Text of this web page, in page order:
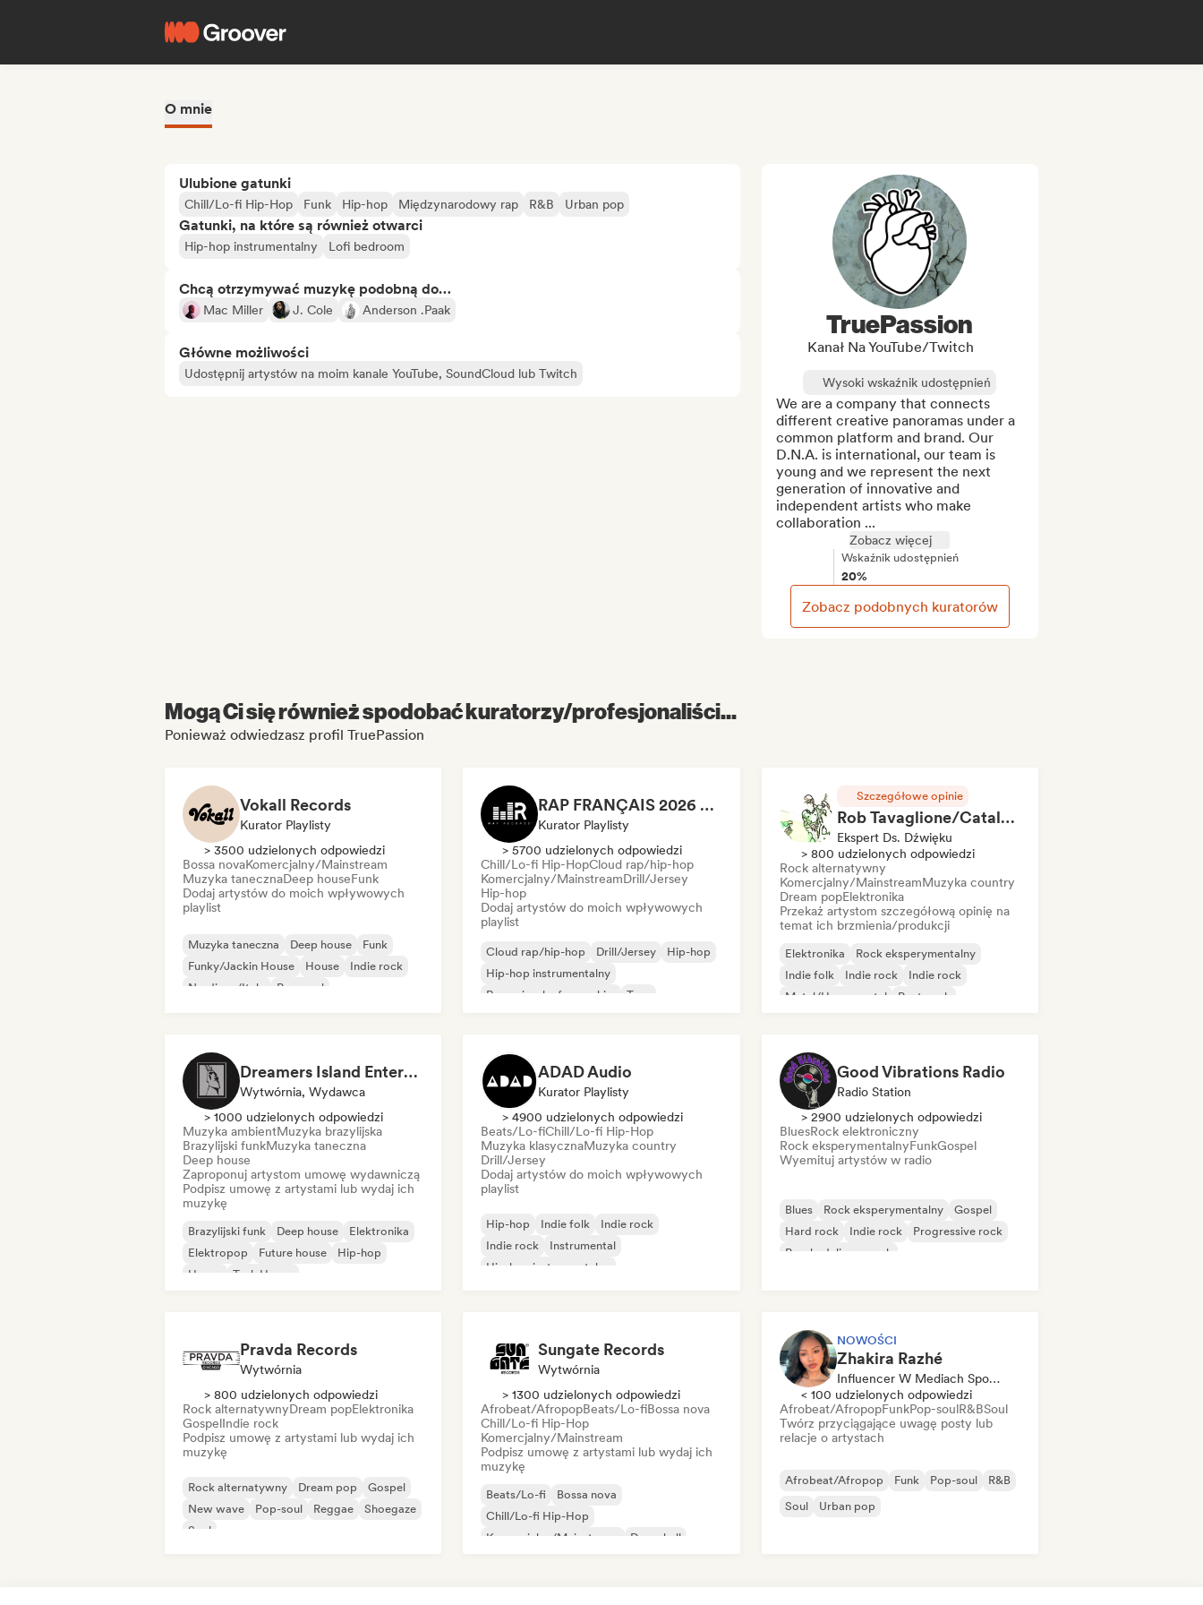
O mnie
Ulubione gatunki
Chill/Lo-fi Hip-Hop Funk Hip-hop Międzynarodowy rap R&B Urban pop
Gatunki, na które są również otwarci
Hip-hop instrumentalny Lofi bedroom
Chcą otrzymywać muzykę podobną do…
Mac Miller J. Cole Anderson .Paak
Główne możliwości
Udostępnij artystów na moim kanale YouTube, SoundCloud lub Twitch
TruePassion
Kanał Na YouTube/Twitch
Wysoki wskaźnik udostępnień
We are a company that connects
different creative panoramas under a
common platform and brand. Our
D.N.A. is international, our team is
young and we represent the next
generation of innovative and
independent artists who make
collaboration ...
Zobacz więcej
Wskaźnik udostępnień
20%
Zobacz podobnych kuratorów
Mogą Ci się również spodobać kuratorzy/profesjonaliści...
Ponieważ odwiedzasz profil TruePassion
Vokall Records
Kurator Playlisty
> 3500 udzielonych odpowiedzi
Bossa novaKomercjalny/Mainstream
Muzyka tanecznaDeep houseFunk
Dodaj artystów do moich wpływowych
playlist
Muzyka taneczna Deep house
Funk
Funky/Jackin House
House
Indie rock
Nu-disco/Italo
Pop-soul
RAP FRANÇAIS 2026 🔥🇫🇷 (Way Records)
Kurator Playlisty
> 5700 udzielonych odpowiedzi
Chill/Lo-fi Hip-HopCloud rap/hip-hop
Komercjalny/MainstreamDrill/Jersey
Hip-hop
Dodaj artystów do moich wpływowych
playlist
Cloud rap/hip-hop Drill/Jersey
Hip-hop
Hip-hop instrumentalny
Rap w języku francuskim
Trap
Szczegółowe opinie
Rob Tavaglione/Catalyst Recording
Ekspert Ds. Dźwięku
> 800 udzielonych odpowiedzi
Rock alternatywny
Komercjalny/MainstreamMuzyka country
Dream popElektronika
Przekaż artystom szczegółową opinię na
temat ich brzmienia/produkcji
Elektronika
Rock eksperymentalny
Indie folk
Indie rock
Indie rock
Metal/Heavy metal
Post-rock
Dreamers Island Entertainment
Wytwórnia, Wydawca
> 1000 udzielonych odpowiedzi
Muzyka ambientMuzyka brazylijska
Brazylijski funkMuzyka taneczna
Deep house
Zaproponuj artystom umowę wydawniczą
Podpisz umowę z artystami lub wydaj ich
muzykę
Brazylijski funk Deep house
Elektronika
Elektropop
Future house
Hip-hop
House
Tech House
ADAD Audio
Kurator Playlisty
> 4900 udzielonych odpowiedzi
Beats/Lo-fiChill/Lo-fi Hip-Hop
Muzyka klasycznaMuzyka country
Drill/Jersey
Dodaj artystów do moich wpływowych
playlist
Hip-hop Indie folk
Indie rock
Indie rock
Instrumental
Hip-hop instrumentalny
Good Vibrations Radio
Radio Station
> 2900 udzielonych odpowiedzi
BluesRock elektroniczny
Rock eksperymentalnyFunkGospel
Wyemituj artystów w radio
Blues Rock eksperymentalny
Gospel
Hard rock
Indie rock
Progressive rock
Psychedeliczny rock
Pravda Records
Wytwórnia
> 800 udzielonych odpowiedzi
Rock alternatywnyDream popElektronika
GospelIndie rock
Podpisz umowę z artystami lub wydaj ich
muzykę
Rock alternatywny Dream pop
Gospel
New wave
Pop-soul Reggae
Shoegaze
Soul
Sungate Records
Wytwórnia
> 1300 udzielonych odpowiedzi
Afrobeat/AfropopBeats/Lo-fiBossa nova
Chill/Lo-fi Hip-Hop
Komercjalny/Mainstream
Podpisz umowę z artystami lub wydaj ich
muzykę
Beats/Lo-fi
Bossa nova
Chill/Lo-fi Hip-Hop
Komercjalny/Mainstream
Dancehall
NOWOŚCI
Zhakira Razhé
Influencer W Mediach Społecznościowych
< 100 udzielonych odpowiedzi
Afrobeat/AfropopFunkPop-soulR&BSoul
Twórz przyciągające uwagę posty lub
relacje o artystach
Afrobeat/Afropop Funk Pop-soul
R&B
Soul
Urban pop